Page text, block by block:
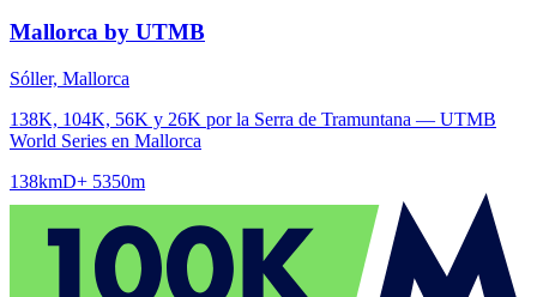
Mallorca by UTMB
Sóller, Mallorca
138K, 104K, 56K y 26K por la Serra de Tramuntana — UTMB
World Series en Mallorca
138kmD+ 5350m